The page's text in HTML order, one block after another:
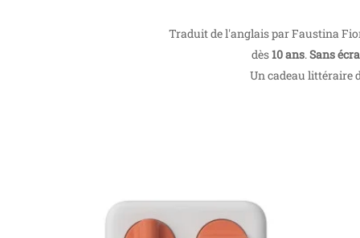
Traduit de l'anglais par Faustina
dès10 ans.Sans
Un cadeau littéraire